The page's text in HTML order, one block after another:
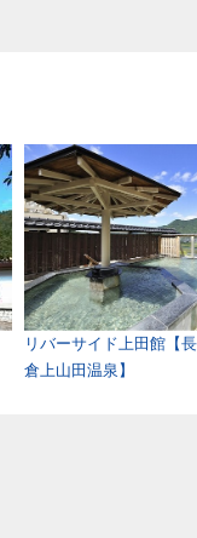
リバーサイド上田館【
倉上山田温泉】